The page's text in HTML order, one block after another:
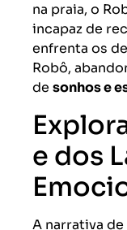
na praia, o
incapaz de
enfrenta os
Robô,
de sonhos e
e dos
A narrativa de